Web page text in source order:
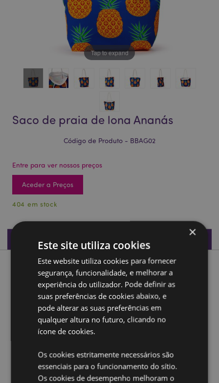
Tap to expand
Saco de praia de lona Ananás
Código de Produto - BBAG02
Entre para ver nossos preços
Aceder a Preços
404 em stock
Especificações do Produto
Descrição do Produto
Saco de praia de lona Ananás
Material:Lona (algodão), Alças de corda de algodão,
Fecho de correr metálico
Informações sobre o produto:
correr
Ampliar informação:
×
Este site utiliza cookies
Este website utiliza cookies para fornecer
segurança, funcionalidade, e melhorar a
experiência do utilizador. Pode definir as
suas preferências de cookies abaixo, e
pode alterar as suas preferências em
qualquer altura no futuro, clicando no
ícone de cookies.
Os cookies estritamente necessários são
essenciais para o funcionamento do sítio.
Os cookies de desempenho melhoram o